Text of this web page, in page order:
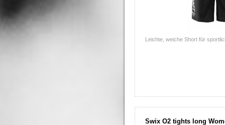
Leichte, weiche Short für
Swix O2 tights long